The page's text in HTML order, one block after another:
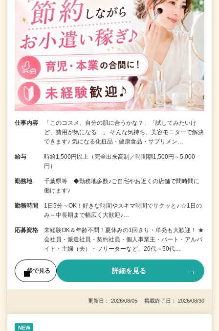
仕事内容
「このコスメ、自分の肌に合うかな？」「試してみたいけ
ど、費用が気になる…」 そんな気持ち、美容モニターで解決
できます♪ 気になる化粧品・健康食品・サプリメン…
給与
時給1,500円以上（完全出来高制／時間額1,500円～5,000
円）
勤務地
千葉県等 ◆勤務地多数♪ご自宅やお近くの店舗で間時間に
働けます♪
勤務時間
1日5分～OK！好きな時間やスキマ時間でサクッと♪ ☆1日の
み～中長期まで幅広く大歓迎♪…
応募資格
未経験OK＆年齢不問！夏休みの1回きり・単発も大歓迎！ ★
会社員・派遣社員・契約社員・個人事業主・パート・アルバ
イト・主婦（夫）・フリーターなど、20代～50代…
後で見る 詳細を見る
更新日： 2026/08/05 掲載終了日： 2026/08/30
NEW